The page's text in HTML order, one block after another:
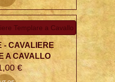
- CAVALIERE
A CAVALLO
€